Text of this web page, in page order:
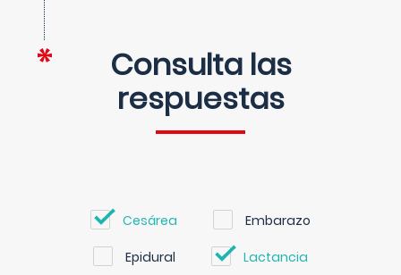
Consulta las
respuestas
Cesárea Embarazo
Epidural Lactancia